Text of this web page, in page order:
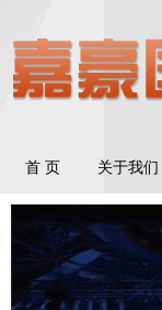
首 页 关于我们